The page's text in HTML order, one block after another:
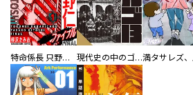
特命係長 只野仁ファイナル 愛蔵版 現代史の中のゴルゴ13